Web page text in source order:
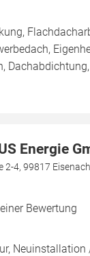
Energie
2-4, 99817
Bewertung
Neuinstallation